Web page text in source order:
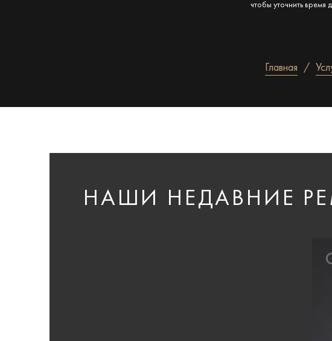
чтобы уточнить время
Главная
НАШИ НЕДАВНИЕ